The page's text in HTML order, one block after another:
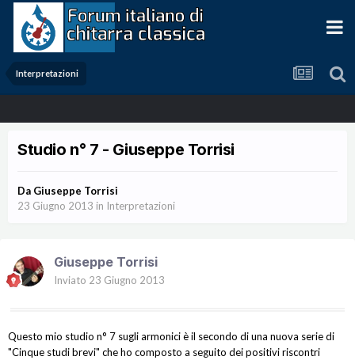
Interpretazioni
Studio n° 7 - Giuseppe Torrisi
Da Giuseppe Torrisi
23 Giugno 2013 in Interpretazioni
Giuseppe Torrisi
Inviato 23 Giugno 2013
Questo mio studio n° 7 sugli armonici è il secondo di una nuova serie di
"Cinque studi brevi" che ho composto a seguito dei positivi riscontri